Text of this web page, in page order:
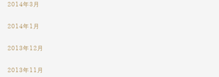
2014年3月
2014年1月
2013年12月
2013年11月